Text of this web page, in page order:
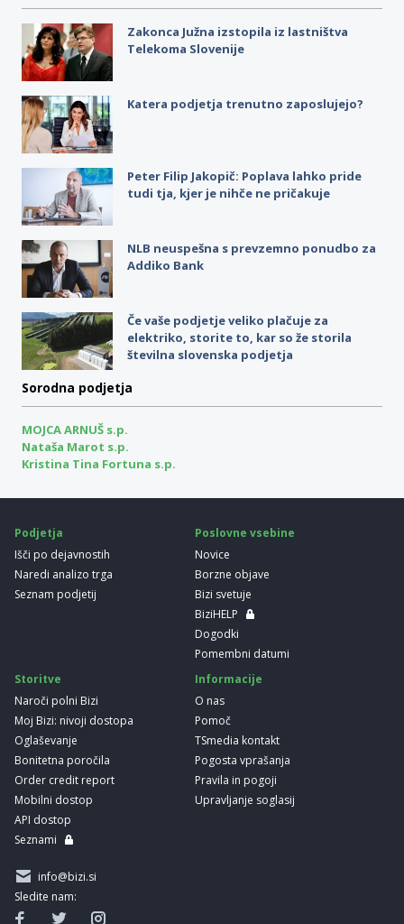
Zakonca Južna izstopila iz lastništva
Telekoma Slovenije
Katera podjetja trenutno zaposlujejo?
Peter Filip Jakopič: Poplava lahko pride
tudi tja, kjer je nihče ne pričakuje
NLB neuspešna s prevzemno ponudbo za
Addiko Bank
Če vaše podjetje veliko plačuje za
elektriko, storite to, kar so že storila
številna slovenska podjetja
Sorodna podjetja
MOJCA ARNUŠ s.p.
Nataša Marot s.p.
Kristina Tina Fortuna s.p.
Podjetja
Išči po dejavnostih
Naredi analizo trga
Seznam podjetij
Poslovne vsebine
Novice
Borzne objave
Bizi svetuje
BiziHELP
Dogodki
Pomembni datumi
Storitve
Naroči polni Bizi
Moj Bizi: nivoji dostopa
Oglaševanje
Bonitetna poročila
Order credit report
Mobilni dostop
API dostop
Seznami
Informacije
O nas
Pomoč
TSmedia kontakt
Pogosta vprašanja
Pravila in pogoji
Upravljanje soglasij
info@bizi.si
Sledite nam: